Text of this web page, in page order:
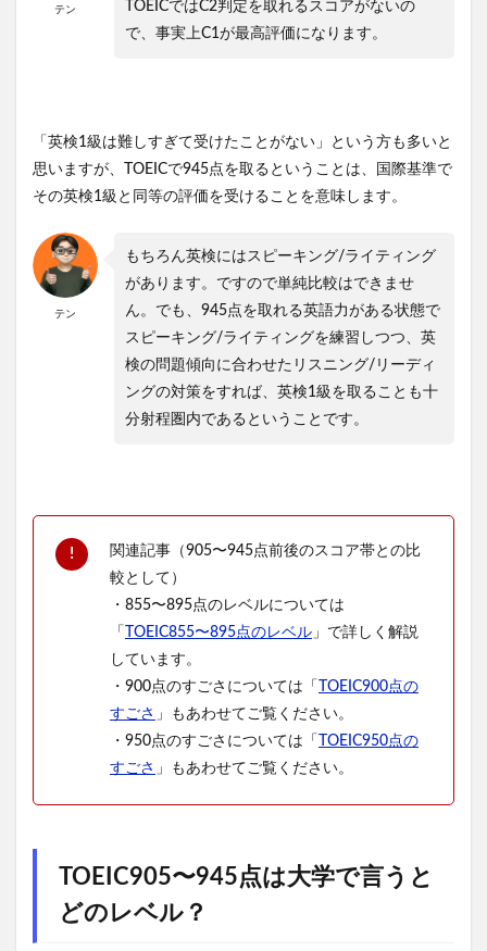
テン
TOEICではC2判定を取れるスコアがないの
で、事実上C1が最高評価になります。
「英検1級は難しすぎて受けたことがない」という方も多いと
思いますが、TOEICで945点を取るということは、国際基準で
その英検1級と同等の評価を受けることを意味します。
テン
もちろん英検にはスピーキング/ライティング
があります。ですので単純比較はできませ
ん。でも、945点を取れる英語力がある状態で
スピーキング/ライティングを練習しつつ、英
検の問題傾向に合わせたリスニング/リーディ
ングの対策をすれば、英検1級を取ることも十
分射程圏内であるということです。
関連記事（905〜945点前後のスコア帯との比
較として）
・855〜895点のレベルについては
「
TOEIC855〜895点のレベル 」で詳しく解説
しています。
・900点のすごさについては「
TOEIC900点の
すごさ 」もあわせてご覧ください。
・950点のすごさについては「
TOEIC950点の
すごさ 」もあわせてご覧ください。
TOEIC905〜945点は大学で言うと
どのレベル？